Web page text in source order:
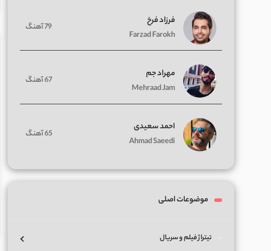
فرزاد فرخ
Farzad Farokh
79 آهنگ
مهراد جم
Mehraad Jam
67 آهنگ
احمد سعیدی
Ahmad Saeedi
65 آهنگ
موضوعات اصلی
تیتراژ فیلم و سریال